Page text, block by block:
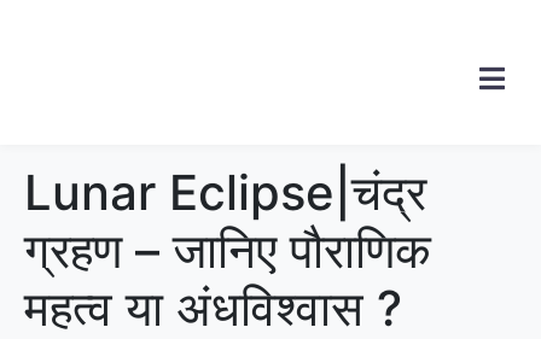
Lunar Eclipse|चंद्र
ग्रहण – जानिए पौराणिक
महत्व या अंधविश्वास ?